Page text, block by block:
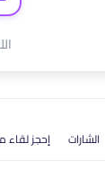
الشارات إحجز لقاء